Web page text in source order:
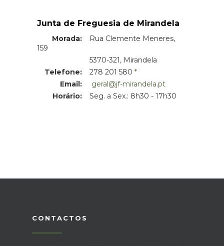
Junta de Freguesia de Mirandela
Morada:
Rua Clemente Meneres,
159
5370-321, Mirandela
Telefone:
278 201 580
Email:
geral@jf-mirandela.pt
Horário:
Seg. a Sex.: 8h30 - 17h30
CONTACTOS